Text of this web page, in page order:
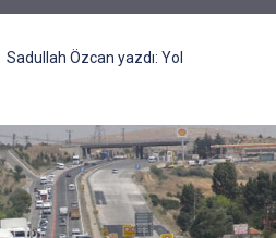
Sadullah Özcan yazdı: Yol